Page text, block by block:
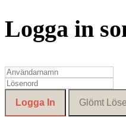
Logga in